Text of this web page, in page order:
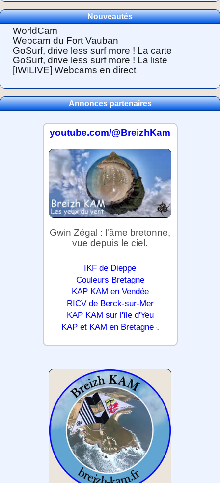
Nouveautés
WorldCam
Webcam du Fort Vauban
GoSurf, drive less surf more ! La carte
GoSurf, drive less surf more ! La liste
[IWILIVE] Webcams en direct
Annonces partenaires
youtube.com/@BreizhKam
Gwin Zégal : l'âme bretonne,
vue depuis le ciel.
IKF de Dieppe
Couleurs Bretagne
KAP KAM en Vendée
RICV de Berck-sur-Mer
KAP KAM sur l'île d'Yeu
KAP et KAM en Bretagne .